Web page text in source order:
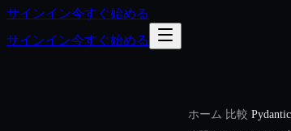
サインイン今すぐ始める
サインイン今すぐ始める
ホーム/ 比較/